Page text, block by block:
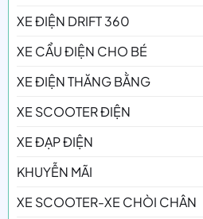
XE ĐIỆN DRIFT 360
XE CẨU ĐIỆN CHO BÉ
XE ĐIỆN THĂNG BẰNG
XE SCOOTER ĐIỆN
XE ĐẠP ĐIỆN
KHUYỄN MÃI
XE SCOOTER-XE CHÒI CHÂN